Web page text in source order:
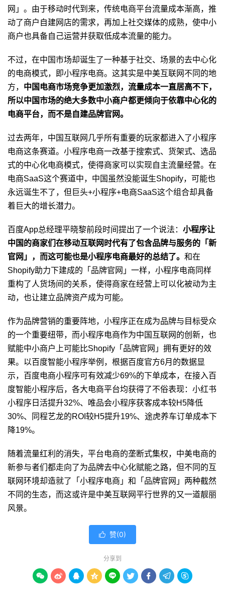
网」。由于移动时代到来，传统电商平台流量成本渐高，推
动了商户自建网店的需求，再加上社交媒体的成熟，使中小
商户也具备自己运营并获取低成本流量的能力。
不过，在中国市场却诞生了一种基于社交、场景的去中心化
的电商模式，即小程序电商。这其实是中美互联网不同的地
方， 中国电商市场竞争更加激烈，流量成本一直居高不下，
所以中国市场的绝大多数中小商户都更倾向于依靠中心化的
电商平台，而不是自建品牌官网。
过去两年，中国互联网几乎所有重要的玩家都进入了小程序
电商这条赛道。小程序电商一改基于搜索式、货架式、选品
式的中心化电商模式，使得商家可以实现自主流量经营。在
电商SaaS这个赛道中，中国虽然没能诞生Shopify，可能也
永远诞生不了，但巨头+小程序+电商SaaS这个组合却具备
着巨大的增长潜力。
百度App总经理平晓黎前段时间提出了一个说法： 小程序让
中国的商家们在移动互联网时代有了包含品牌与服务的「新
官网」，而这可能也是小程序电商最好的总结了。 和在
Shopify助力下建成的「品牌官网」一样，小程序电商同样
重构了人货场间的关系，使得商家在经营上可以化被动为主
动，也让建立品牌资产成为可能。
作为品牌营销的重要阵地，小程序正在成为品牌与目标受众
的一个重要纽带，而小程序电商作为中国互联网的创新，也
赋能中小商户上可能比Shopify「品牌官网」拥有更好的效
果。以百度智能小程序举例，根据百度官方6月的数据显
示，百度电商小程序可有效减少69%的下单成本，在接入百
度智能小程序后，各大电商平台均获得了不俗表现：小红书
小程序日活提升32%、唯品会小程序获客成本较H5降低
30%、同程艺龙的ROI较H5提升19%、途虎养车订单成本下
降19%。
随着流量红利的消失，平台电商的垄断式集权，中美电商的
新参与者们都走向了为品牌去中心化赋能之路，但不同的互
联网环境却造就了「小程序电商」和「品牌官网」两种截然
不同的生态，而这或许是中美互联网平行世界的又一道靓丽
风景。
 赞(0)
分享到
        